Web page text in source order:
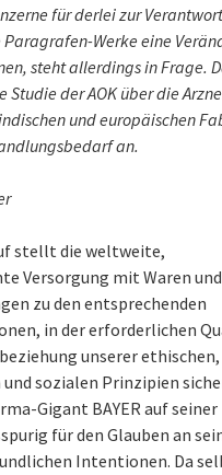
für derlei zur
Paragrafen-Werke eine
steht allerdings in Frage.
Studie der AOK über die
und europäischen
an.
stellt die weltweite,
Versorgung mit Waren und
zu den entsprechenden
in der erforderlichen
unserer ethischen,
sozialen Prinzipien
Gigant BAYER auf seiner
für den Glauben an
Intentionen. Da